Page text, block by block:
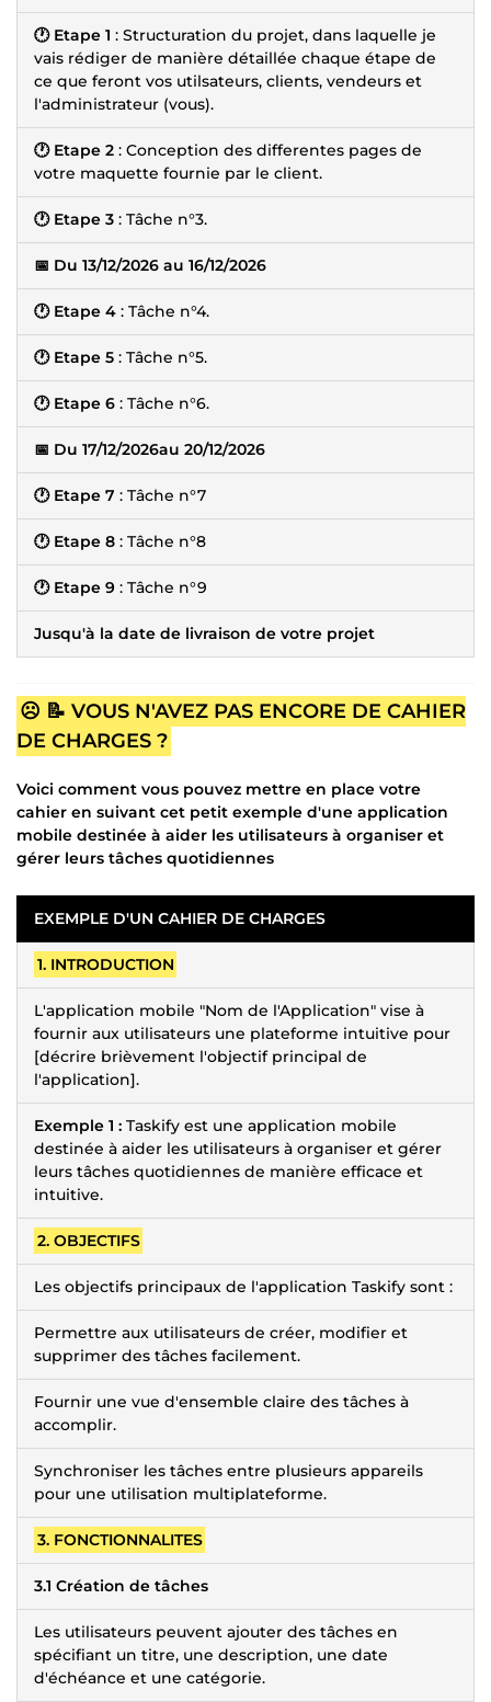
🕐 Etape 1 : Structuration du projet, dans laquelle je
vais rédiger de manière détaillée chaque étape de
ce que feront vos utilsateurs, clients, vendeurs et
l'administrateur (vous).
🕐 Etape 2 : Conception des differentes pages de
votre maquette fournie par le client.
🕐 Etape 3 : Tâche n°3.
📅 Du 13/12/2026 au 16/12/2026
🕐 Etape 4 : Tâche n°4.
🕐 Etape 5 : Tâche n°5.
🕐 Etape 6 : Tâche n°6.
📅 Du 17/12/2026au 20/12/2026
🕐 Etape 7 : Tâche n°7
🕐 Etape 8 : Tâche n°8
🕐 Etape 9 : Tâche n°9
Jusqu'à la date de livraison de votre projet
☹️ 📝 VOUS N'AVEZ PAS ENCORE DE CAHIER
DE CHARGES ?
Voici comment vous pouvez mettre en place votre
cahier en suivant cet petit exemple d'une application
mobile destinée à aider les utilisateurs à organiser et
gérer leurs tâches quotidiennes
EXEMPLE D'UN CAHIER DE CHARGES
1. INTRODUCTION
L'application mobile "Nom de l'Application" vise à
fournir aux utilisateurs une plateforme intuitive pour
[décrire brièvement l'objectif principal de
l'application].
Exemple 1 : Taskify est une application mobile
destinée à aider les utilisateurs à organiser et gérer
leurs tâches quotidiennes de manière efficace et
intuitive.
2. OBJECTIFS
Les objectifs principaux de l'application Taskify sont :
Permettre aux utilisateurs de créer, modifier et
supprimer des tâches facilement.
Fournir une vue d'ensemble claire des tâches à
accomplir.
Synchroniser les tâches entre plusieurs appareils
pour une utilisation multiplateforme.
3. FONCTIONNALITES
3.1 Création de tâches
Les utilisateurs peuvent ajouter des tâches en
spécifiant un titre, une description, une date
d'échéance et une catégorie.